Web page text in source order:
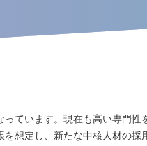
ています。現在も高い専門性
を想定し、新たな中核人材の採